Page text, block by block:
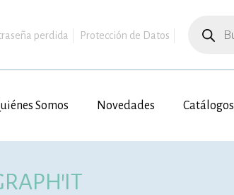
perdida Protección de Datos
productos
Somos Novedades Catálogos